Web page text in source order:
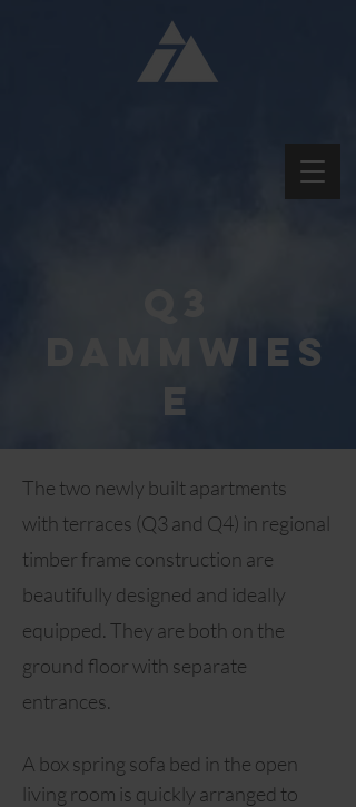
Dammwies
e
The two newly built apartments
with terraces (Q3 and Q4) in regional
timber frame construction are
beautifully designed and ideally
equipped. They are both on the
ground floor with separate
entrances.
A box spring sofa bed in the open
living room is quickly arranged to